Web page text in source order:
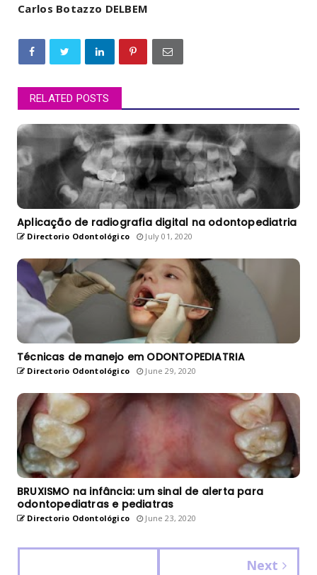
Carlos Botazzo DELBEM
RELATED POSTS
Aplicação de radiografia digital na odontopediatria
Directorio Odontológico July 01, 2020
Técnicas de manejo em ODONTOPEDIATRIA
Directorio Odontológico June 29, 2020
BRUXISMO na infância: um sinal de alerta para
odontopediatras e pediatras
Directorio Odontológico June 23, 2020
Next